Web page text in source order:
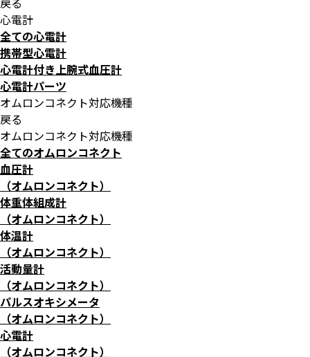
心電計
全ての心電計
携帯型心電計
心電計付き上腕式血圧計
心電計パーツ
オムロンコネクト対応機種
戻る
オムロンコネクト対応機種
全てのオムロンコネクト
血圧計
（オムロンコネクト）
体重体組成計
（オムロンコネクト）
体温計
（オムロンコネクト）
活動量計
（オムロンコネクト）
パルスオキシメータ
（オムロンコネクト）
心電計
（オムロンコネクト）